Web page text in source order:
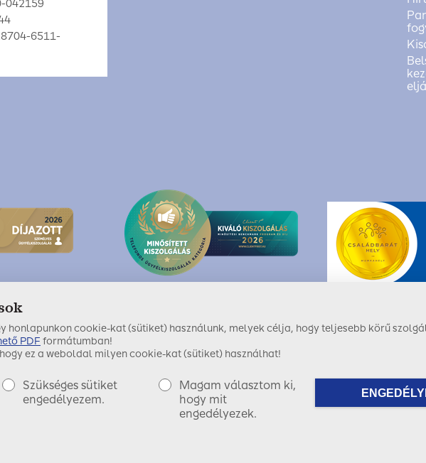
042159
6511-
10.
Copyright © 2017 SIGNAL IDUNA Biztosító Zrt.
honlapunkon cookie-kat (sütiket) használunk, melyek célja, hogy teljesebb körű
PDF formátumban!
ez a weboldal milyen cookie-kat (sütiket) használhat!
Szükséges sütiket
engedélyezem.
Magam választom ki,
hogy mit
engedélyezek.